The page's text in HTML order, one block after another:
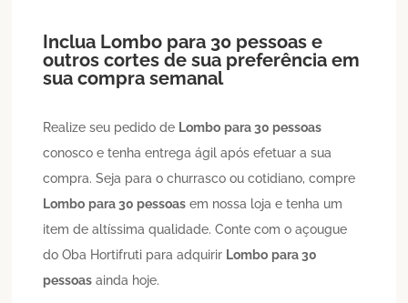
Inclua Lombo para 30 pessoas e
outros cortes de sua preferência em
sua compra semanal
Realize seu pedido de Lombo para 30 pessoas
conosco e tenha entrega ágil após efetuar a sua
compra. Seja para o churrasco ou cotidiano, compre
Lombo para 30 pessoas em nossa loja e tenha um
item de altíssima qualidade. Conte com o açougue
do Oba Hortifruti para adquirir Lombo para 30
pessoas ainda hoje.